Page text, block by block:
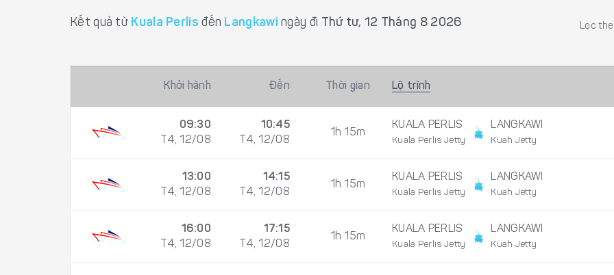
Kết quả từ Kuala Perlis đến Langkawi ngày đi Thứ tư, 12 Tháng 8 2026 Lọc
Khởi hành Đến Thời gian Lộ trình
09:30
T4, 12/08
10:45
T4, 12/08
1h 15m
KUALA PERLIS
Kuala Perlis Jetty
LANGKAWI
Kuah Jetty
13:00
T4, 12/08
14:15
T4, 12/08
1h 15m
KUALA PERLIS
Kuala Perlis Jetty
LANGKAWI
Kuah Jetty
16:00
T4, 12/08
17:15
T4, 12/08
1h 15m
KUALA PERLIS
Kuala Perlis Jetty
LANGKAWI
Kuah Jetty